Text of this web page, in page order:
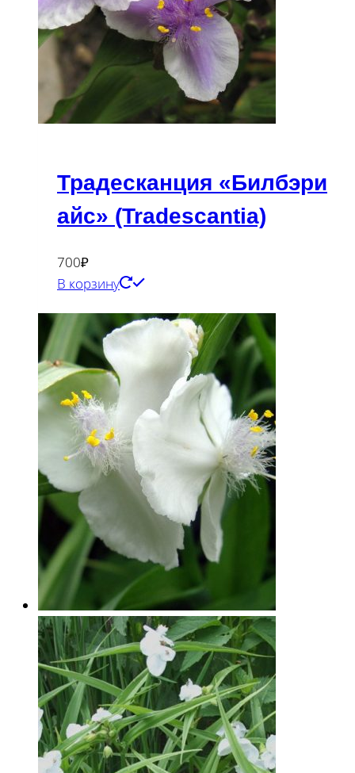
Традесканция «Билбэри
айс» (Tradescantia)
700₽
В корзину